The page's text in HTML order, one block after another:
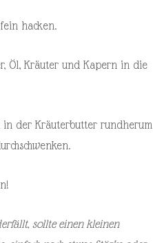
hacken.
Öl, Kräuter und Kapern in die
in der Kräuterbutter rundherum
sollte einen kleinen